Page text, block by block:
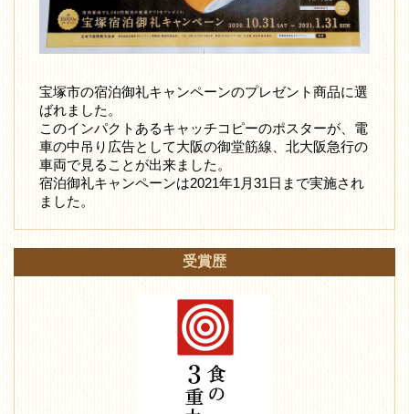
宝塚市の宿泊御礼キャンペーンのプレゼント商品に選
ばれました。
このインパクトあるキャッチコピーのポスターが、電
車の中吊り広告として大阪の御堂筋線、北大阪急行の
車両で見ることが出来ました。
宿泊御礼キャンペーンは2021年1月31日まで実施され
ました。
受賞歴